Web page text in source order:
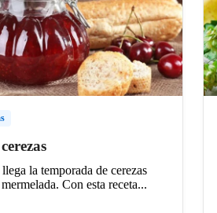
la temporada de cerezas
Con esta receta...